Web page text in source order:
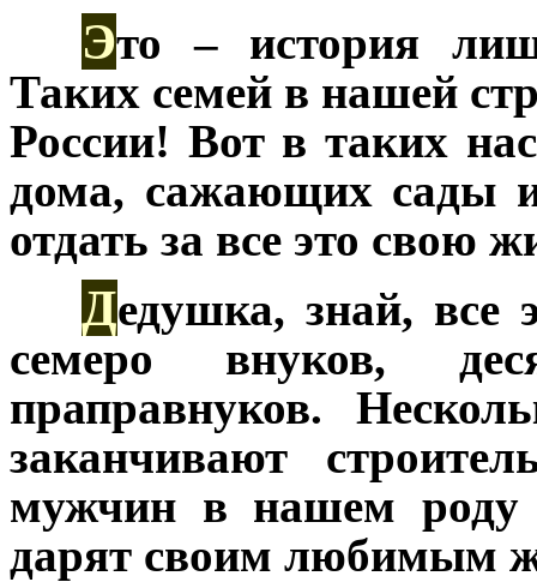
Это – история
Таких семей в нашей
России! Вот в таких
дома, сажающих сады
отдать за все это свою
Дедушка, знай, все
семеро внуков,
праправнуков.
заканчивают
мужчин в нашем роду
дарят своим любимым